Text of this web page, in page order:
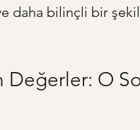
daha bilinçli bir
Değerler: O